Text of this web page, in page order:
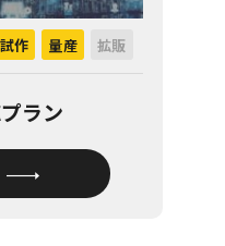
試作 量産 拡販
ラン